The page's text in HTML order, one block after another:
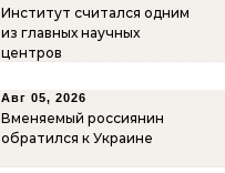
Институт считался одним
из главных научных
центров
Авг 05, 2026
Вменяемый россиянин
обратился к Украине